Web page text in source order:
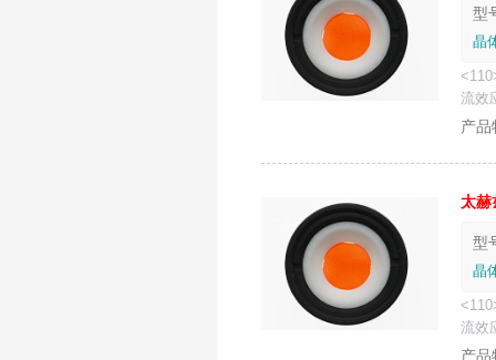
型
晶
流效
产品
太赫
型
晶
流效
产品